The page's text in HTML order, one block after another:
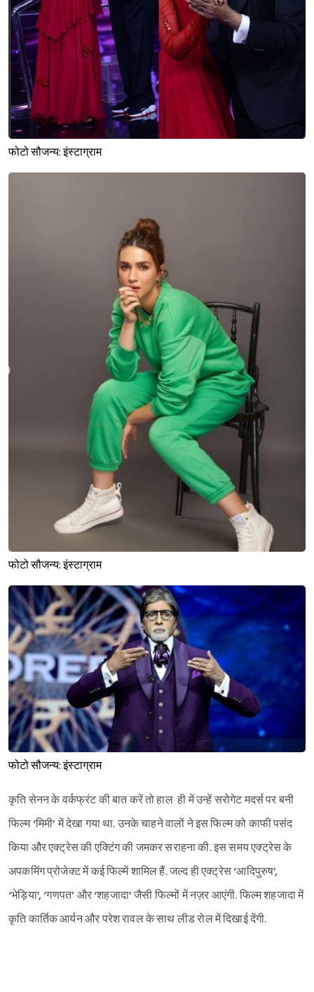
फोटो सौजन्य: इंस्टाग्राम
फोटो सौजन्य: इंस्टाग्राम
फोटो सौजन्य: इंस्टाग्राम
कृति सेनन के वर्कफ्रंट की बात करें तो हाल ही में उन्हें सरोगेट मदर्स पर बनी
फिल्म ‘मिमी’ में देखा गया था. उनके चाहने वालों ने इस फिल्म को काफी पसंद
किया और एक्ट्रेस की एक्टिंग की जमकर सराहना की. इस समय एक्ट्रेस के
अपकमिंग प्रोजेक्ट में कई फिल्में शामिल हैं. जल्द ही एक्ट्रेस ‘आदिपुरुष’,
‘भेड़िया’, ‘गणपत’ और ‘शहजादा’ जैसी फिल्मों में नज़र आएंगी. फिल्म शहजादा में
कृति कार्तिक आर्यन और परेश रावल के साथ लीड रोल में दिखाई देंगी.